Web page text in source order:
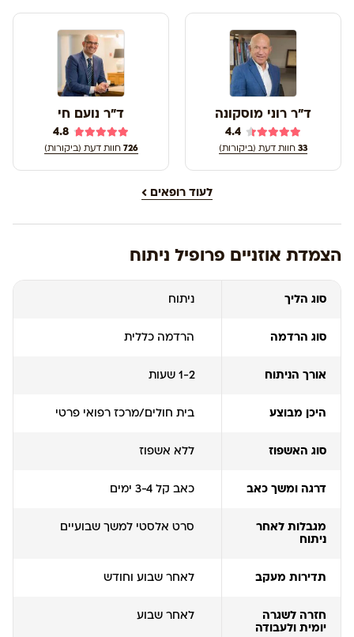
ד"ר רוני מוסקונה
4.4
33 חוות דעת (ביקורות)
ד"ר נועם חי
4.8
726 חוות דעת (ביקורות)
לעוד רופאים
הצמדת אוזניים פרופיל ניתוח
סוג הליך ניתוח
סוג הרדמה הרדמה כללית
אורך הניתוח 1-2 שעות
היכן מבוצע בית חולים/מרכז רפואי פרטי
סוג האשפוז ללא אשפוז
דרגה ומשך כאב כאב קל 3-4 ימים
מגבלות לאחר
ניתוח
סרט אלסטי למשך שבועיים
תדירות מעקב לאחר שבוע וחודש
חזרה לשגרה
יומית ולעבודה
לאחר שבוע